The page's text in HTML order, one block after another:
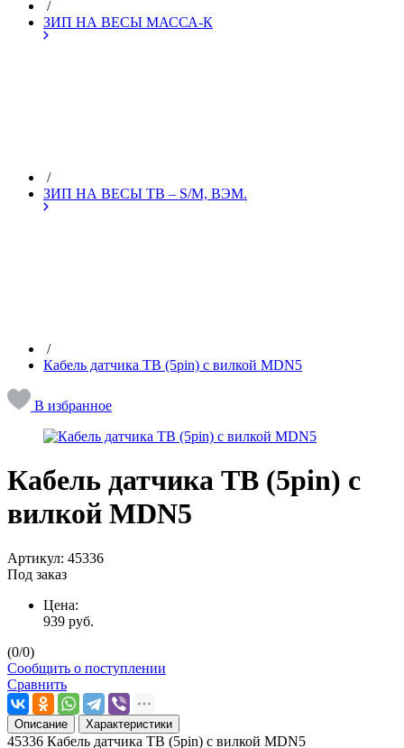
/
ЗИП НА ВЕСЫ МАССА-К
/
ЗИП НА ВЕСЫ ТВ – S/M, ВЭМ.
/
Кабель датчика ТВ (5pin) с вилкой MDN5
В избранное
Кабель датчика ТВ (5pin) с
вилкой MDN5
Артикул: 45336
Под заказ
Цена:
939 руб.
(0/0)
Сообщить о поступлении
Сравнить
Описание Характеристики
45336 Кабель датчика ТВ (5pin) с вилкой MDN5